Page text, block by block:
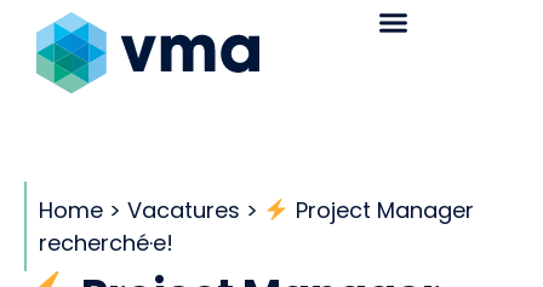
Home > Vacatures >
Project Manager
recherché·e!